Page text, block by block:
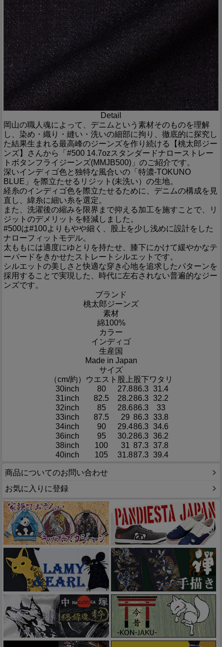
Detail
岡山の職人魂によって、デニムという素材そのものを理解
し、染め・織り・縫い・洗いの細部に拘り、徹底的に探究し
た結果生まれる最高峰のジーンズを作り続ける【桃太郎ジー
ンズ】さんから「#500 14.7ozスタンダードナローストレー
トボタンフライジーンズ(MMJB500)」のご紹介です。
深いインディゴ色と独特な風合いの「特濃-TOKUNO
BLUE」を際立たせるリジット(未洗い）の生地。
経糸のインディゴ色を際立たせるために、デニムの構成を見
直し、緯糸に細い糸を選定。
また、洗濯後の縮みを限界まで抑える加工を施すことで、リ
ジットのデメリットを軽減しました。
#500は#100よりもやや細く、股上を少し浅めに設計をした
ナローフィットモデル。
太ももには適度にゆとりを持たせ、膝下にかけて緩やかなテ
ーパードをきかせたストレートシルエットです。
シルエットの美しさと快適な穿き心地を追求したパターンを
採用することで実現した、時代に左右されない普遍的なジー
ンズです。
ブランド
桃太郎ジーンズ
素材
綿100%
カラー
インディゴ
生産国
Made in Japan
サイズ
（cm/約）
ウエスト 股上股下 ワタリ
30inch
80 27.886.3 31.4
31inch
82.5 28.286.3 32.2
32inch
85 28.686.3
33
33inch
87.5 29 86.3 33.8
34inch
90 29.486.3 34.6
36inch
95 30.286.3 36.2
38inch
100 31 87.3 37.8
40inch
105 31.887.3 39.4
商品についてのお問い合わせ
お気に入りに登録